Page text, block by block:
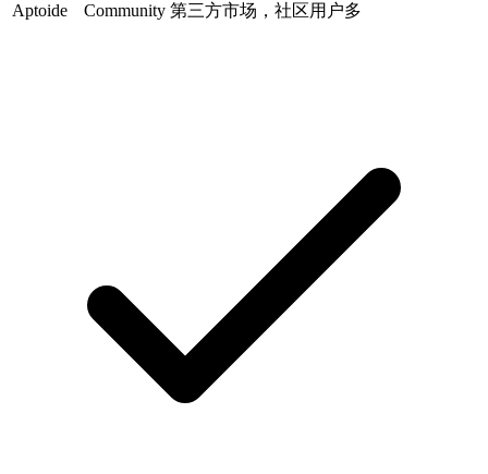
Aptoide
Community 第三方市场，社区用户多